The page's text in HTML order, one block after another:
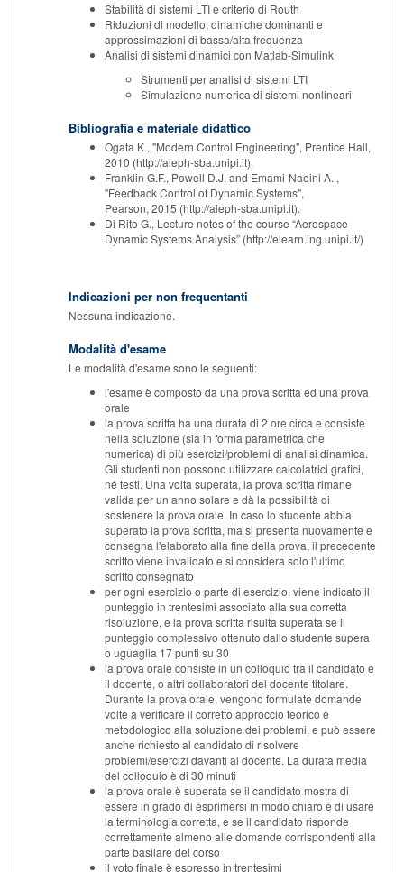
Stabilità di sistemi LTI e criterio di Routh
Riduzioni di modello, dinamiche dominanti e
approssimazioni di bassa/alta frequenza
Analisi di sistemi dinamici con Matlab-Simulink
Strumenti per analisi di sistemi LTI
Simulazione numerica di sistemi nonlineari
Bibliografia e materiale didattico
Ogata K., "Modern Control Engineering", Prentice Hall,
2010 (http://aleph-sba.unipi.it).
Franklin G.F., Powell D.J. and Emami-Naeini A. ,
"Feedback Control of Dynamic Systems",
Pearson, 2015 (http://aleph-sba.unipi.it).
Di Rito G., Lecture notes of the course “Aerospace
Dynamic Systems Analysis” (http://elearn.ing.unipi.it/)
Indicazioni per non frequentanti
Nessuna indicazione.
Modalità d'esame
Le modalità d'esame sono le seguenti:
l'esame è composto da una prova scritta ed una prova
orale
la prova scritta ha una durata di 2 ore circa e consiste
nella soluzione (sia in forma parametrica che
numerica) di più esercizi/problemi di analisi dinamica.
Gli studenti non possono utilizzare calcolatrici grafici,
né testi. Una volta superata, la prova scritta rimane
valida per un anno solare e dà la possibilità di
sostenere la prova orale. In caso lo studente abbia
superato la prova scritta, ma si presenta nuovamente e
consegna l'elaborato alla fine della prova, il precedente
scritto viene invalidato e si considera solo l'ultimo
scritto consegnato
per ogni esercizio o parte di esercizio, viene indicato il
punteggio in trentesimi associato alla sua corretta
risoluzione, e la prova scritta risulta superata se il
punteggio complessivo ottenuto dallo studente supera
o uguaglia 17 punti su 30
la prova orale consiste in un colloquio tra il candidato e
il docente, o altri collaboratori del docente titolare.
Durante la prova orale, vengono formulate domande
volte a verificare il corretto approccio teorico e
metodologico alla soluzione dei problemi, e può essere
anche richiesto al candidato di risolvere
problemi/esercizi davanti al docente. La durata media
del colloquio è di 30 minuti
la prova orale è superata se il candidato mostra di
essere in grado di esprimersi in modo chiaro e di usare
la terminologia corretta, e se il candidato risponde
correttamente almeno alle domande corrispondenti alla
parte basilare del corso
il voto finale è espresso in trentesimi